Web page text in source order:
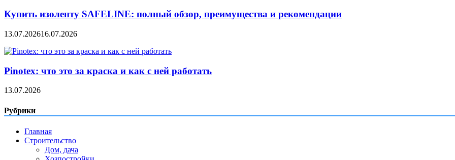
Купить изоленту SAFELINE: полный обзор, преимущества и рекомендации
13.07.202616.07.2026
Pinotex: что это за краска и как с ней работать
13.07.2026
Рубрики
Главная
Строительство
Дом, дача